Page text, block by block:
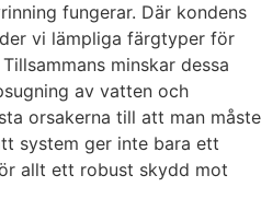
fungerar. Där kondens
vi lämpliga färgtyper för
minskar dessa
av vatten och
orsakerna till att man måste
system ger inte bara ett
allt ett robust skydd mot